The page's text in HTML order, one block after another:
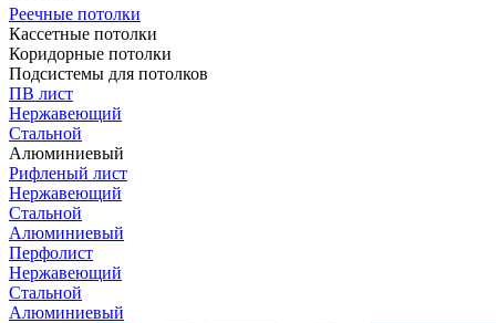
Реечные потолки
Кассетные потолки
Коридорные потолки
Подсистемы для потолков
ПВ лист
Нержавеющий
Стальной
Алюминиевый
Рифленый лист
Нержавеющий
Стальной
Алюминиевый
Перфолист
Нержавеющий
Стальной
Алюминиевый